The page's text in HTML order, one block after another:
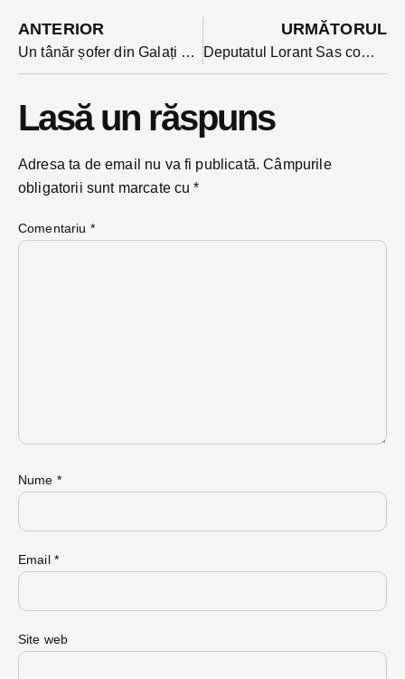
ANTERIOR
Un tânăr șofer din Galați și-a pierdut viața azi noapte pe DN 17 după ce mașina sa s-a izbit de un tir. Traficul deviat o oră
URMĂTORUL
Deputatul Lorant Sas comentează blocarea moțiunii: ”Frăția” toxică a vechii clase politice se manifestă din nou, în disprețul normelor parlamentare și a bunului simț”
Lasă un răspuns
Adresa ta de email nu va fi publicată. Câmpurile
obligatorii sunt marcate cu*
Comentariu *
Nume *
Email *
Site web